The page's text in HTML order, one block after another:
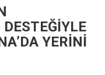
YERİNİ